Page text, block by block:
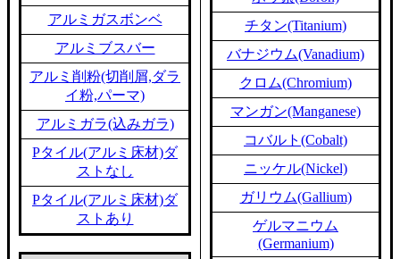
アルミガスボンベ
アルミブスバー
アルミ削粉(切削屑,ダラ
イ粉,パーマ)
アルミガラ(込みガラ)
Pタイル(アルミ床材)ダ
ストなし
Pタイル(アルミ床材)ダ
ストあり
チタン(Titanium)
バナジウム(Vanadium)
クロム(Chromium)
マンガン(Manganese)
コバルト(Cobalt)
ニッケル(Nickel)
ガリウム(Gallium)
ゲルマニウム
(Germanium)